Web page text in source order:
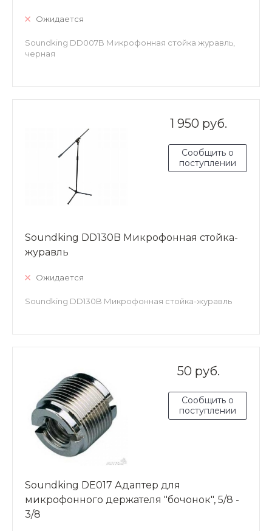
Ожидается
Soundking DD007B Микрофонная стойка журавль,
черная
1 950 руб.
Сообщить о
поступлении
Soundking DD130B Микрофонная стойка-
журавль
Ожидается
Soundking DD130B Микрофонная стойка-журавль
50 руб.
Сообщить о
поступлении
Soundking DE017 Адаптер для
микрофонного держателя "бочонок", 5/8 -
3/8